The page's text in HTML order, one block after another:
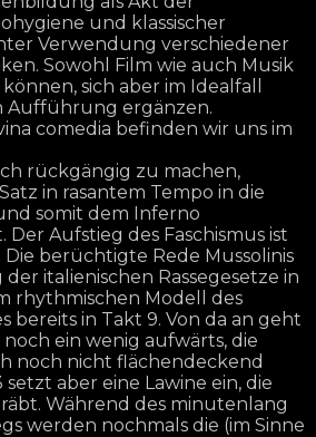
und klassischer
Verwendung verschiedener
Sowohl Film wie auch Musik
sich aber im Idealfall
Aufführung ergänzen.
comedia befinden wir uns im
rückgängig zu machen,
in rasantem Tempo in die
somit dem Inferno
Aufstieg des Faschismus ist
berüchtigte Rede Mussolinis
italienischen Rassegesetze in
rhythmischen Modell des
bereits in Takt 9. Von da an geht
ein wenig aufwärts, die
noch nicht flächendeckend
aber eine Lawine ein, die
Während des minutenlang
werden nochmals die (im Sinne